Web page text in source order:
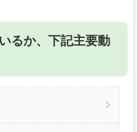
るか、下記主要動